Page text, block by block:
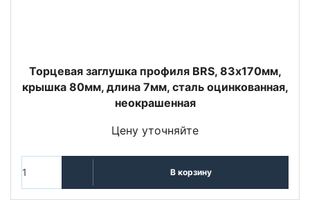
Торцевая заглушка профиля BRS, 83х170мм,
крышка 80мм, длина 7мм, сталь оцинкованная,
неокрашенная
Цену уточняйте
В корзину